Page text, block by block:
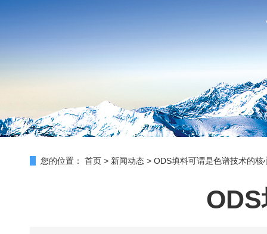
您的位置： 首页 > 新闻动态 > ODS填料可谓是色谱技术的核